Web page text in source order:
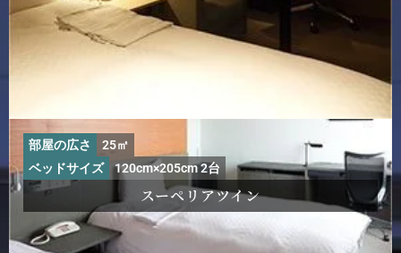
部屋の広さ
25㎡
ベッドサイズ
120cm×205cm 2台
スーペリアツイン